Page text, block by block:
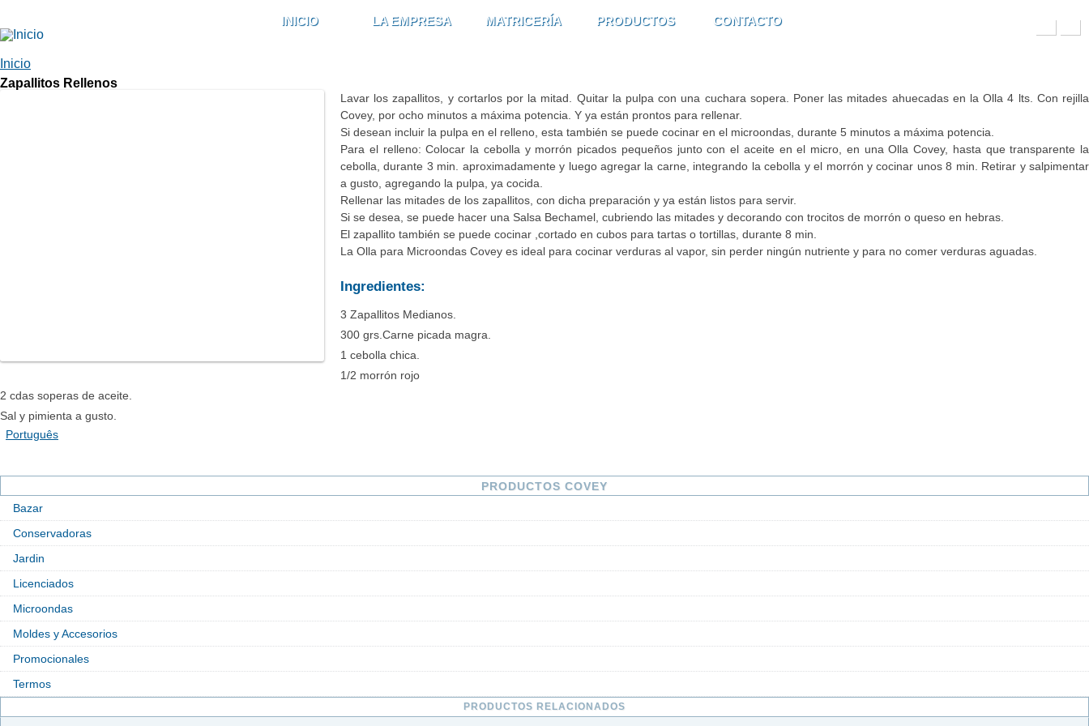
Español
PortuguêsINICIO LA EMPRESA MATRICERÍA PRODUCTOS CONTACTO
Se encuentra usted aquí
Inicio
Zapallitos Rellenos
Lavar los zapallitos, y cortarlos por la mitad. Quitar la pulpa con una cuchara sopera. Poner las mitades ahuecadas en la Olla 4 lts. Con rejilla
Covey, por ocho minutos a máxima potencia. Y ya están prontos para rellenar.
Si desean incluir la pulpa en el relleno, esta también se puede cocinar en el microondas, durante 5 minutos a máxima potencia.
Para el relleno: Colocar la cebolla y morrón picados pequeños junto con el aceite en el micro, en una Olla Covey, hasta que transparente la
cebolla, durante 3 min. aproximadamente y luego agregar la carne, integrando la cebolla y el morrón y cocinar unos 8 min. Retirar y salpimentar
a gusto, agregando la pulpa, ya cocida.
Rellenar las mitades de los zapallitos, con dicha preparación y ya están listos para servir.
Si se desea, se puede hacer una Salsa Bechamel, cubriendo las mitades y decorando con trocitos de morrón o queso en hebras.
El zapallito también se puede cocinar ,cortado en cubos para tartas o tortillas, durante 8 min.
La Olla para Microondas Covey es ideal para cocinar verduras al vapor, sin perder ningún nutriente y para no comer verduras aguadas.
Ingredientes:
3 Zapallitos Medianos.
300 grs.Carne picada magra.
1 cebolla chica.
1/2 morrón rojo
2 cdas soperas de aceite.
Sal y pimienta a gusto.
Português
PRODUCTOS COVEY
Bazar
Conservadoras
Jardin
Licenciados
Microondas
Moldes y Accesorios
Promocionales
Termos
PRODUCTOS RELACIONADOS